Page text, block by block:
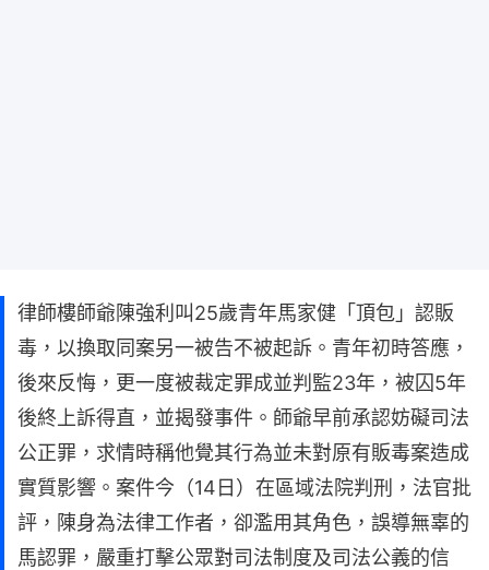
律師樓師爺陳強利叫25歲青年馬家健「頂包」認販
毒，以換取同案另一被告不被起訴。青年初時答應，
後來反悔，更一度被裁定罪成並判監23年，被囚5年
後終上訴得直，並揭發事件。師爺早前承認妨礙司法
公正罪，求情時稱他覺其行為並未對原有販毒案造成
實質影響。案件今（14日）在區域法院判刑，法官批
評，陳身為法律工作者，卻濫用其角色，誤導無辜的
馬認罪，嚴重打擊公眾對司法制度及司法公義的信